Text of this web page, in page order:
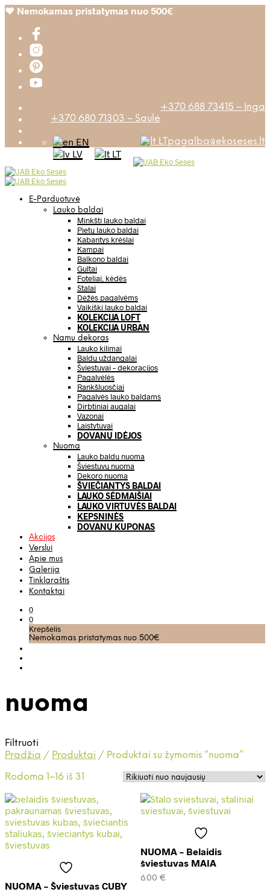
❤️ Nemokamas pristatymas nuo 500€
+370 688 73415 – Inga
+370 680 71303 – Saulė
pagalba@ekoseses.lt
LT
EN
LV
LT
E-Parduotuvė
Lauko baldai
Minkšti lauko baldai
Pietų lauko baldai
Kabantys krėslai
Kampai
Balkono baldai
Gultai
Foteliai, kėdės
Stalai
Dėžės pagalvėms
Vaikiški lauko baldai
KOLEKCIJA LOFT
KOLEKCIJA URBAN
Namų dekoras
Lauko kilimai
Baldų uždangalai
Šviestuvai – dekoracijos
Pagalvėlės
Rankšluosčiai
Pagalvės lauko baldams
Dirbtiniai augalai
Vazonai
Laistytuvai
DOVANŲ IDĖJOS
Nuoma
Lauko baldų nuoma
Šviestuvų nuoma
Dekoro nuoma
ŠVIEČIANTYS BALDAI
LAUKO SĖDMAIŠIAI
LAUKO VIRTUVĖS BALDAI
KEPSNINĖS
DOVANŲ KUPONAS
Akcijos
Verslui
Apie mus
Galerija
Tinklaraštis
Kontaktai
0
0
Krepšelis
Nemokamas pristatymas nuo 500€
nuoma
Filtruoti
Pradžia / Produktai / Produktai su žymomis “nuoma”
Rodoma 1–16 iš 31
Rūšiuojama
naujausią
NUOMA – Šviestuvas CUBY
NUOMA – Belaidis
šviestuvas MAIA
6.00 €